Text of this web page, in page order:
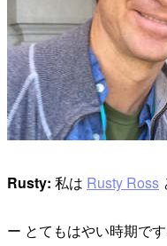
Rusty: 私は Rusty Ross
ー とてもはやい時期です